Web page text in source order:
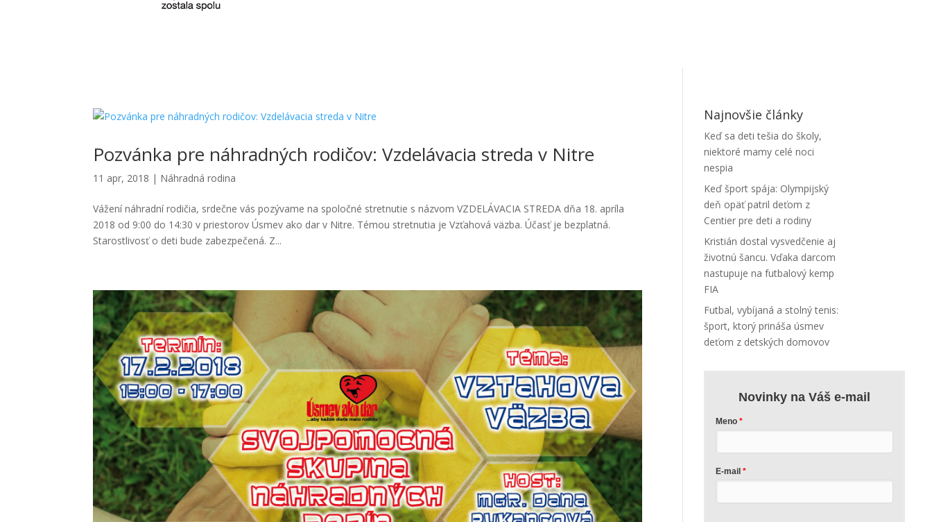
Pozvánka pre náhradných rodičov: Vzdelávacia streda v Nitre
11 apr, 2018 | Náhradná rodina
Vážení náhradní rodičia, srdečne vás pozývame na spoločné stretnutie s názvom VZDELÁVACIA STREDA dňa 18. apríla
2018 od 9:00 do 14:30 v priestorov Úsmev ako dar v Nitre. Témou stretnutia je Vzťahová väzba. Účasť je bezplatná.
Starostlivosť o deti bude zabezpečená. Z...
Najnovšie články
Keď sa deti tešia do školy,
niektoré mamy celé noci
nespia
Keď šport spája: Olympijský
deň opäť patril deťom z
Centier pre deti a rodiny
Kristián dostal vysvedčenie aj
životnú šancu. Vďaka darcom
nastupuje na futbalový kemp
FIA
Futbal, vybíjaná a stolný tenis:
šport, ktorý prináša úsmev
deťom z detských domovov
Novinky na Váš e-mail
Meno
E-mail